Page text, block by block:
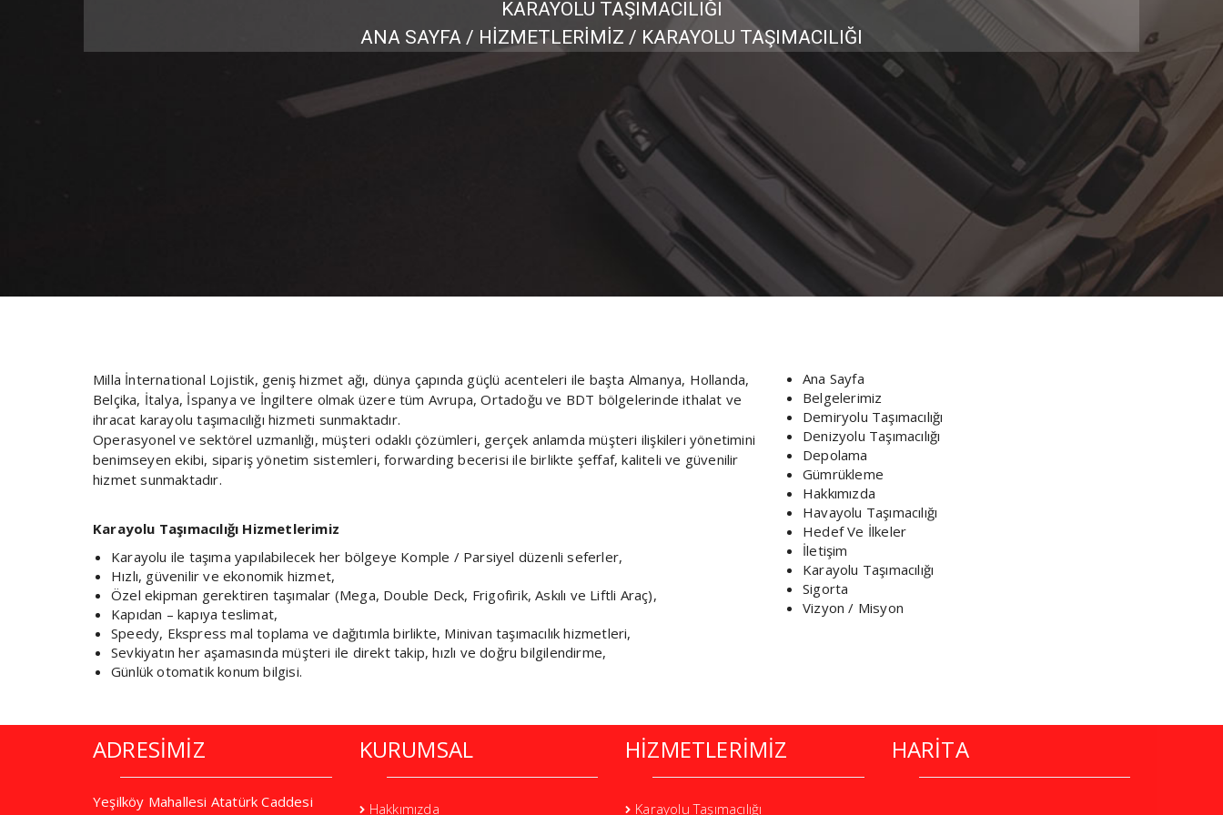
KARAYOLU TAŞIMACILIĞI
ANA SAYFA / HİZMETLERİMİZ / KARAYOLU TAŞIMACILIĞI
Milla İnternational Lojistik, geniş hizmet ağı, dünya çapında güçlü acenteleri ile başta Almanya, Hollanda,
Belçika, İtalya, İspanya ve İngiltere olmak üzere tüm Avrupa, Ortadoğu ve BDT bölgelerinde ithalat ve
ihracat karayolu taşımacılığı hizmeti sunmaktadır.
Operasyonel ve sektörel uzmanlığı, müşteri odaklı çözümleri, gerçek anlamda müşteri ilişkileri yönetimini
benimseyen ekibi, sipariş yönetim sistemleri, forwarding becerisi ile birlikte şeffaf, kaliteli ve güvenilir
hizmet sunmaktadır.
Karayolu Taşımacılığı Hizmetlerimiz
Karayolu ile taşıma yapılabilecek her bölgeye Komple / Parsiyel düzenli seferler,
Hızlı, güvenilir ve ekonomik hizmet,
Özel ekipman gerektiren taşımalar (Mega, Double Deck, Frigofirik, Askılı ve Liftli Araç),
Kapıdan – kapıya teslimat,
Speedy, Ekspress mal toplama ve dağıtımla birlikte, Minivan taşımacılık hizmetleri,
Sevkiyatın her aşamasında müşteri ile direkt takip, hızlı ve doğru bilgilendirme,
Günlük otomatik konum bilgisi.
Ana Sayfa
Belgelerimiz
Demiryolu Taşımacılığı
Denizyolu Taşımacılığı
Depolama
Gümrükleme
Hakkımızda
Havayolu Taşımacılığı
Hedef Ve İlkeler
İletişim
Karayolu Taşımacılığı
Sigorta
Vizyon / Misyon
ADRESİMİZ
Yeşilköy Mahallesi Atatürk Caddesi
KURUMSAL
Hakkımızda
HİZMETLERİMİZ
Karayolu Taşımacılığı
HARİTA